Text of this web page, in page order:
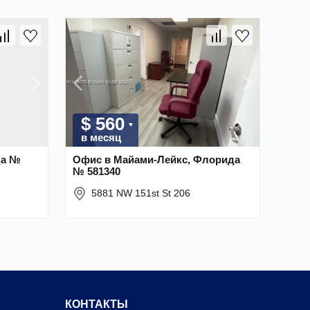
№
$ 560
в месяц
Офис в Майами-Лейкс, Флорида
№ 581340
5881 NW 151st St 206
КОНТАКТЫ